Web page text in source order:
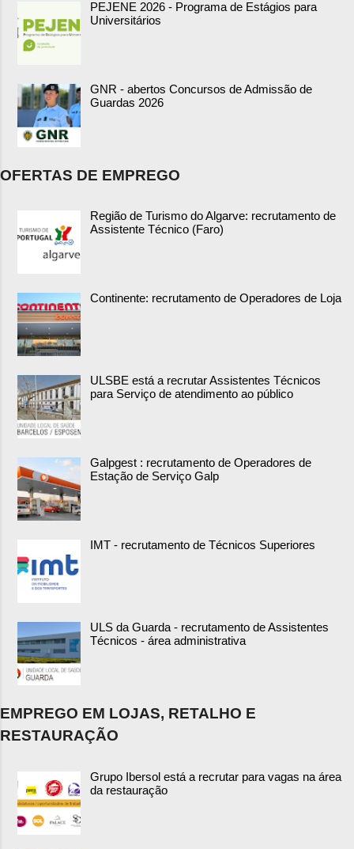
PEJENE 2026 - Programa de Estágios para
Universitários
GNR - abertos Concursos de Admissão de
Guardas 2026
OFERTAS DE EMPREGO
Região de Turismo do Algarve: recrutamento de
Assistente Técnico (Faro)
Continente: recrutamento de Operadores de Loja
ULSBE está a recrutar Assistentes Técnicos
para Serviço de atendimento ao público
Galpgest : recrutamento de Operadores de
Estação de Serviço Galp
IMT - recrutamento de Técnicos Superiores
ULS da Guarda - recrutamento de Assistentes
Técnicos - área administrativa
EMPREGO EM LOJAS, RETALHO E
RESTAURAÇÃO
Grupo Ibersol está a recrutar para vagas na área
da restauração